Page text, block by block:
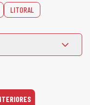
LITORAL